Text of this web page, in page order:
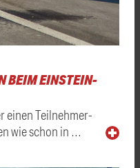
BEIM EINSTEIN-
einen Teilnehmer-
wie schon in …